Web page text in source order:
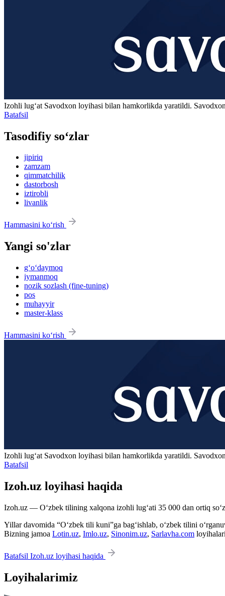
Izohli lugʻat Savodxon loyihasi bilan hamkorlikda yaratildi.
Batafsil
Tasodifiy so‘zlar
jipiriq
zamzam
qimmatchilik
dastorbosh
iztirobli
livanlik
Hammasini ko‘rish
Yangi so'zlar
g‘o‘daymoq
iymanmoq
nozik sozlash (fine-tuning)
pos
muhayyir
master-klass
Hammasini ko‘rish
Izohli lugʻat Savodxon loyihasi bilan hamkorlikda yaratildi.
Batafsil
Izoh.uz loyihasi haqida
Izoh.uz — O‘zbek tilining xalqona izohli lug‘ati 35 000 dan ortiq
Yillar davomida “O‘zbek tili kuni”ga bag‘ishlab, o‘zbek tilini
Bizning jamoa Lotin.uz, Imlo.uz, Sinonim.uz, Sarlavha.com
Batafsil Izoh.uz loyihasi haqida
Loyihalarimiz